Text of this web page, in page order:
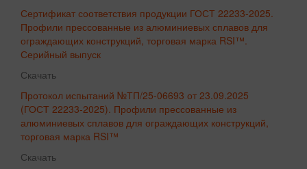
Сертификат соответствия продукции ГОСТ 22233-2025.
Профили прессованные из алюминиевых сплавов для
ограждающих конструкций, торговая марка RSI™.
Серийный выпуск
Скачать
Протокол испытаний №ТП/25-06693 от 23.09.2025
(ГОСТ 22233-2025). Профили прессованные из
алюминиевых сплавов для ограждающих конструкций,
торговая марка RSI™
Скачать